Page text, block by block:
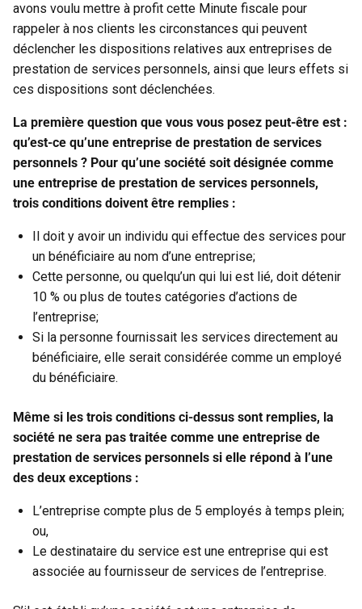
avons voulu mettre à profit cette Minute fiscale pour
rappeler à nos clients les circonstances qui peuvent
déclencher les dispositions relatives aux entreprises de
prestation de services personnels, ainsi que leurs effets si
ces dispositions sont déclenchées.
La première question que vous vous posez peut-être est :
qu’est-ce qu’une entreprise de prestation de services
personnels ? Pour qu’une société soit désignée comme
une entreprise de prestation de services personnels,
trois conditions doivent être remplies :
Il doit y avoir un individu qui effectue des services pour
un bénéficiaire au nom d’une entreprise;
Cette personne, ou quelqu’un qui lui est lié, doit détenir
10 % ou plus de toutes catégories d’actions de
l’entreprise;
Si la personne fournissait les services directement au
bénéficiaire, elle serait considérée comme un employé
du bénéficiaire.
Même si les trois conditions ci-dessus sont remplies, la
société ne sera pas traitée comme une entreprise de
prestation de services personnels si elle répond à l’une
des deux exceptions :
L’entreprise compte plus de 5 employés à temps plein;
ou,
Le destinataire du service est une entreprise qui est
associée au fournisseur de services de l’entreprise.